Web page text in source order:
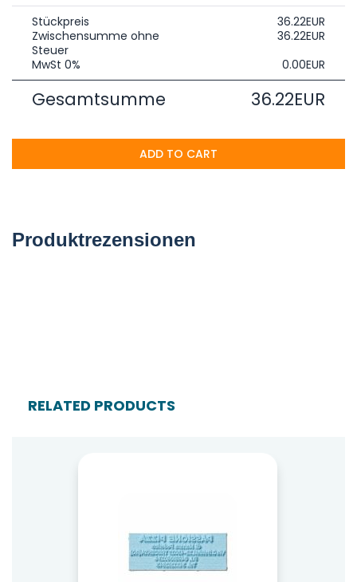
Produktrezensionen
Stückpreis
36.22EUR
Zwischensumme ohne
Steuer
36.22EUR
MwSt 0%
0.00EUR
Gesamtsumme 36.22EUR
ADD TO CART
RELATED PRODUCTS